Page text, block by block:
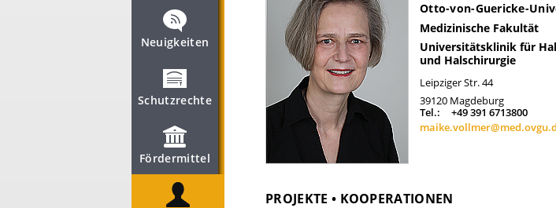
Neuigkeiten
Schutzrechte
Fördermittel
Otto-von-Guericke-
Medizinische Fakultät
Universitätsklinik für
und Halschirurgie
Leipziger Str. 44
39120 Magdeburg
Tel.:
+49 391 6713800
PROJEKTE • KOOPERATIONEN